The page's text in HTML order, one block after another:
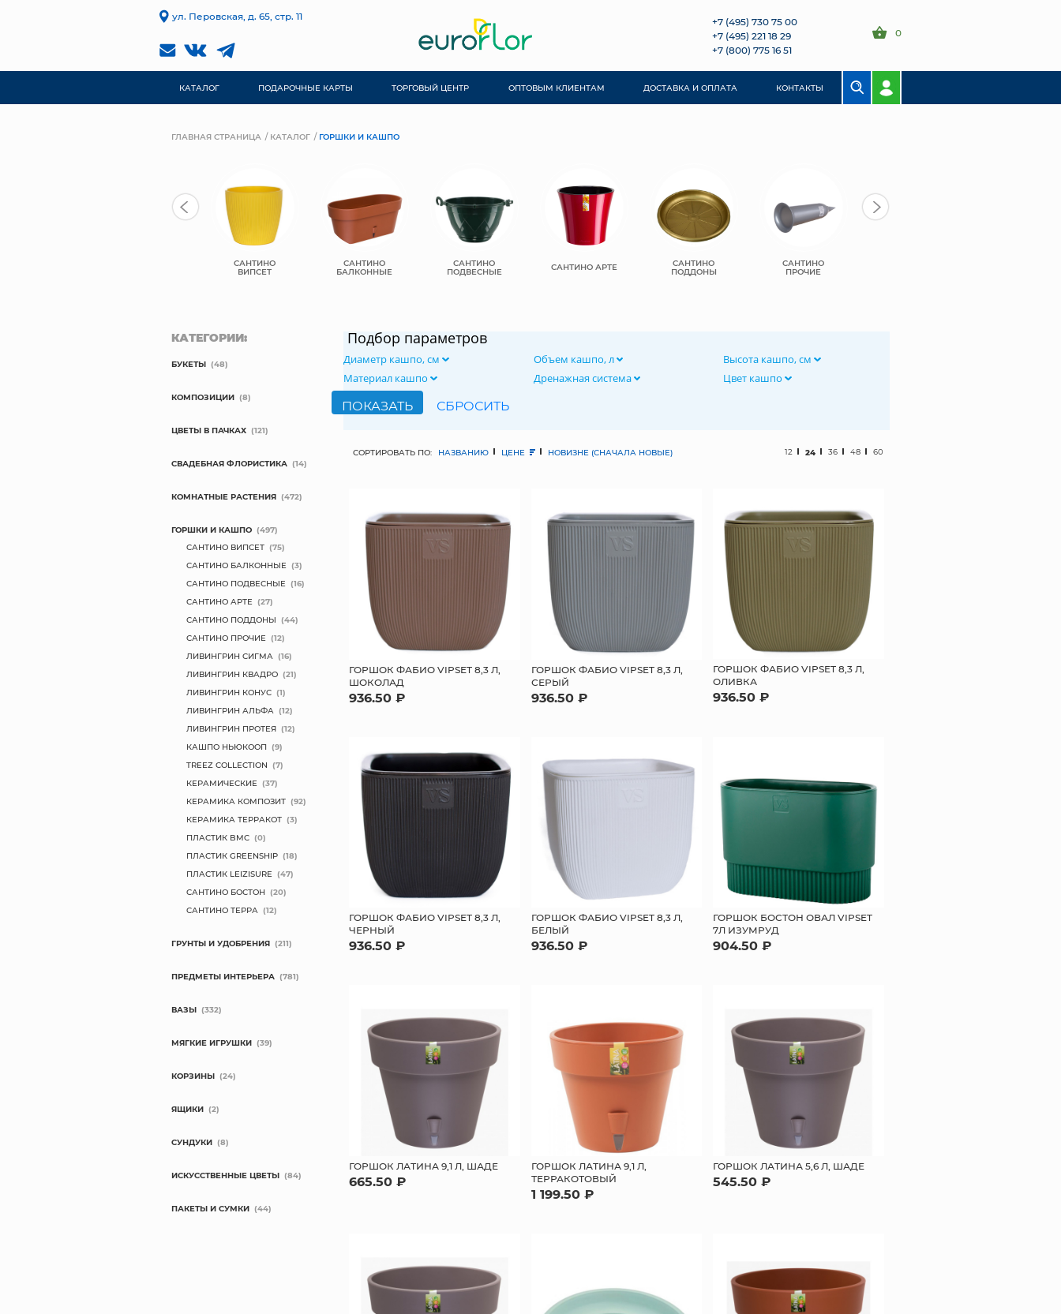
ул. Перовская, д. 65, стр. 11
+7 (495) 730 75 00
+7 (495) 221 18 29
+7 (800) 775 16 51
0
КАТАЛОГ ПОДАРОЧНЫЕ КАРТЫ ТОРГОВЫЙ ЦЕНТР ОПТОВЫМ КЛИЕНТАМ ДОСТАВКА И ОПЛАТА КОНТАКТЫ
ГЛАВНАЯ СТРАНИЦА КАТАЛОГ ГОРШКИ И КАШПО
САНТИНО
ВИПСЕТ
САНТИНО
БАЛКОННЫЕ
САНТИНО
ПОДВЕСНЫЕ САНТИНО АРТЕ САНТИНО
ПОДДОНЫ
САНТИНО
ПРОЧИЕ
Подбор параметров
Диаметр кашпо, см Объем кашпо, л
Высота кашпо, см
Материал кашпо
Дренажная система Цвет кашпо
СОРТИРОВАТЬ ПО: НАЗВАНИЮ ЦЕНЕ НОВИЗНЕ (СНАЧАЛА НОВЫЕ) 12 24 36 48 60
ГОРШОК ФАБИО VIPSET 8,3 Л,
ШОКОЛАД
936.50 ₽
ГОРШОК ФАБИО VIPSET 8,3 Л,
СЕРЫЙ
936.50 ₽
ГОРШОК ФАБИО VIPSET 8,3 Л,
ОЛИВКА
936.50 ₽
ГОРШОК ФАБИО VIPSET 8,3 Л,
ЧЕРНЫЙ
936.50 ₽
ГОРШОК ФАБИО VIPSET 8,3 Л,
БЕЛЫЙ
936.50 ₽
ГОРШОК БОСТОН ОВАЛ VIPSET
7Л ИЗУМРУД
904.50 ₽
ГОРШОК ЛАТИНА 9,1 Л, ШАДЕ
665.50 ₽
ГОРШОК ЛАТИНА 9,1 Л,
ТЕРРАКОТОВЫЙ
1 199.50 ₽
ГОРШОК ЛАТИНА 5,6 Л, ШАДЕ
545.50 ₽
КАТЕГОРИИ:
БУКЕТЫ (48)
КОМПОЗИЦИИ (8)
ЦВЕТЫ В ПАЧКАХ (121)
СВАДЕБНАЯ ФЛОРИСТИКА (14)
КОМНАТНЫЕ РАСТЕНИЯ (472)
ГОРШКИ И КАШПО (497)
САНТИНО ВИПСЕТ (75)
САНТИНО БАЛКОННЫЕ (3)
САНТИНО ПОДВЕСНЫЕ (16)
САНТИНО АРТЕ (27)
САНТИНО ПОДДОНЫ (44)
САНТИНО ПРОЧИЕ (12)
ЛИВИНГРИН СИГМА (16)
ЛИВИНГРИН КВАДРО (21)
ЛИВИНГРИН КОНУС (1)
ЛИВИНГРИН АЛЬФА (12)
ЛИВИНГРИН ПРОТЕЯ (12)
КАШПО НЬЮКООП (9)
TREEZ COLLECTION (7)
КЕРАМИЧЕСКИЕ (37)
КЕРАМИКА КОМПОЗИТ (92)
КЕРАМИКА ТЕРРАКОТ (3)
ПЛАСТИК BMC (0)
ПЛАСТИК GREENSHIP (18)
ПЛАСТИК LEIZISURE (47)
САНТИНО БОСТОН (20)
САНТИНО ТЕРРА (12)
ГРУНТЫ И УДОБРЕНИЯ (211)
ПРЕДМЕТЫ ИНТЕРЬЕРА (781)
ВАЗЫ (332)
МЯГКИЕ ИГРУШКИ (39)
КОРЗИНЫ (24)
ЯЩИКИ (2)
СУНДУКИ (8)
ИСКУССТВЕННЫЕ ЦВЕТЫ (84)
ПАКЕТЫ И СУМКИ (44)